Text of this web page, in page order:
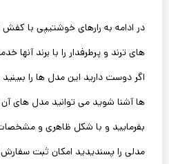
در ادامه به رارهای خوشتیپی با کفش
های ترند و پرطرفدار را با برند آنها
اگر دوست دارید این مدل ها را
ها آشنا شوید می توانید مدل‌ های
بفرمایید و با شکل ظاهری و
مدلی را پسندیدید امکان ثبت سفارش